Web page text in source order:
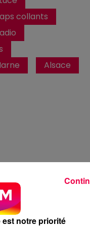
collants
Alsace
1 min 1
est notre priorité